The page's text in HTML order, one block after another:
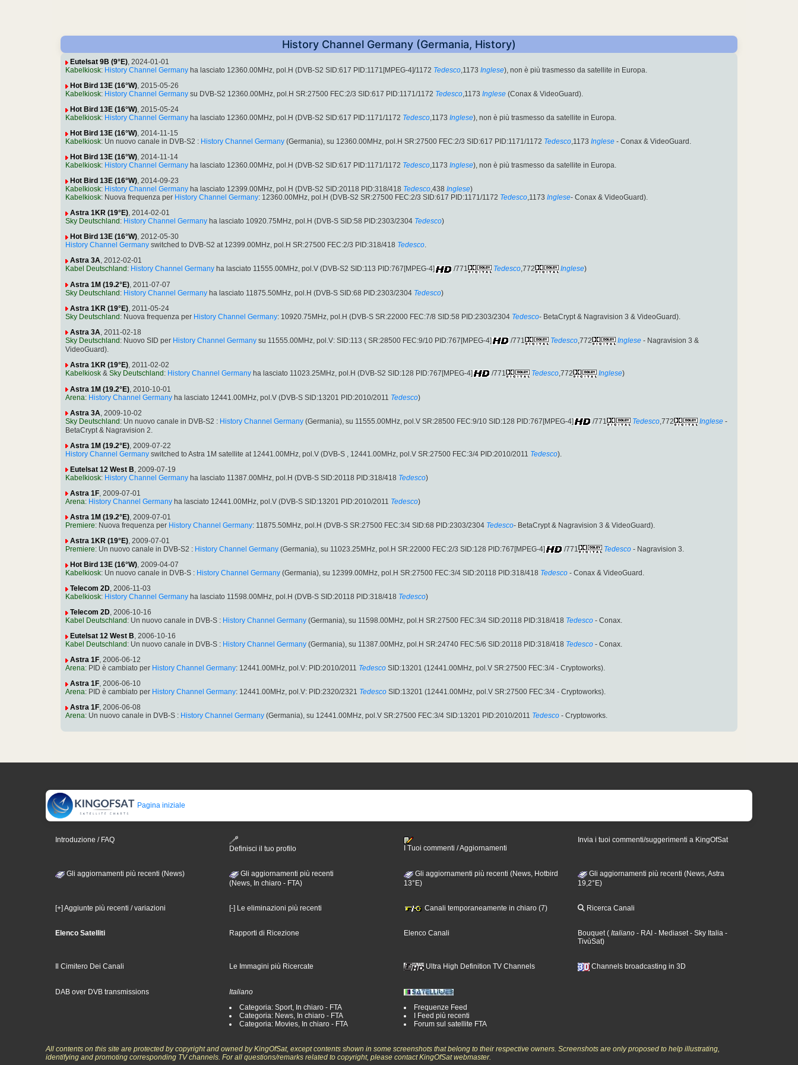
History Channel Germany (Germania, History)
Eutelsat 9B (9°E), 2024-01-01
Kabelkiosk: History Channel Germany ha lasciato 12360.00MHz, pol.H (DVB-S2 SID:617 PID:1171[MPEG-4]/1172 Tedesco,1173 Inglese), non è più trasmesso da satellite in Europa.
Hot Bird 13E (16°W), 2015-05-26
Kabelkiosk: History Channel Germany su DVB-S2 12360.00MHz, pol.H SR:27500 FEC:2/3 SID:617 PID:1171/1172 Tedesco,1173 Inglese (Conax & VideoGuard).
Hot Bird 13E (16°W), 2015-05-24
Kabelkiosk: History Channel Germany ha lasciato 12360.00MHz, pol.H (DVB-S2 SID:617 PID:1171/1172 Tedesco,1173 Inglese), non è più trasmesso da satellite in Europa.
Hot Bird 13E (16°W), 2014-11-15
Kabelkiosk: Un nuovo canale in DVB-S2 : History Channel Germany (Germania), su 12360.00MHz, pol.H SR:27500 FEC:2/3 SID:617 PID:1171/1172 Tedesco,1173 Inglese - Conax & VideoGuard.
Hot Bird 13E (16°W), 2014-11-14
Kabelkiosk: History Channel Germany ha lasciato 12360.00MHz, pol.H (DVB-S2 SID:617 PID:1171/1172 Tedesco,1173 Inglese), non è più trasmesso da satellite in Europa.
Hot Bird 13E (16°W), 2014-09-23
Kabelkiosk: History Channel Germany ha lasciato 12399.00MHz, pol.H (DVB-S2 SID:20118 PID:318/418 Tedesco,438 Inglese)
Kabelkiosk: Nuova frequenza per History Channel Germany: 12360.00MHz, pol.H (DVB-S2 SR:27500 FEC:2/3 SID:617 PID:1171/1172 Tedesco,1173 Inglese- Conax & VideoGuard).
Astra 1KR (19°E), 2014-02-01
Sky Deutschland : History Channel Germany ha lasciato 10920.75MHz, pol.H (DVB-S SID:58 PID:2303/2304 Tedesco)
Hot Bird 13E (16°W), 2012-05-30
History Channel Germany switched to DVB-S2 at 12399.00MHz, pol.H SR:27500 FEC:2/3 PID:318/418 Tedesco.
Astra 3A, 2012-02-01
Kabel Deutschland : History Channel Germany ha lasciato 11555.00MHz, pol.V (DVB-S2 SID:113 PID:767[MPEG-4] /771 Tedesco,772 Inglese)
Astra 1M (19.2°E), 2011-07-07
Sky Deutschland : History Channel Germany ha lasciato 11875.50MHz, pol.H (DVB-S SID:68 PID:2303/2304 Tedesco)
Astra 1KR (19°E), 2011-05-24
Sky Deutschland : Nuova frequenza per History Channel Germany: 10920.75MHz, pol.H (DVB-S SR:22000 FEC:7/8 SID:58 PID:2303/2304 Tedesco- BetaCrypt & Nagravision 3 & VideoGuard).
Astra 3A, 2011-02-18
Sky Deutschland : Nuovo SID per History Channel Germany su 11555.00MHz, pol.V: SID:113 ( SR:28500 FEC:9/10 PID:767[MPEG-4] /771 Tedesco,772 Inglese - Nagravision 3 &
VideoGuard).
Astra 1KR (19°E), 2011-02-02
Kabelkiosk & Sky Deutschland : History Channel Germany ha lasciato 11023.25MHz, pol.H (DVB-S2 SID:128 PID:767[MPEG-4] /771 Tedesco,772 Inglese)
Astra 1M (19.2°E) , 2010-10-01
Arena: History Channel Germany ha lasciato 12441.00MHz, pol.V (DVB-S SID:13201 PID:2010/2011 Tedesco)
Astra 3A , 2009-10-02
Sky Deutschland: Un nuovo canale in DVB-S2 : History Channel Germany (Germania), su 11555.00MHz, pol.V SR:28500 FEC:9/10 SID:128 PID:767[MPEG-4] /771 Tedesco ,772 Inglese -
BetaCrypt & Nagravision 2.
Astra 1M (19.2°E) , 2009-07-22
History Channel Germany switched to Astra 1M satellite at 12441.00MHz, pol.V (DVB-S , 12441.00MHz, pol.V SR:27500 FEC:3/4 PID:2010/2011 Tedesco).
Eutelsat 12 West B , 2009-07-19
Kabelkiosk: History Channel Germany ha lasciato 11387.00MHz, pol.H (DVB-S SID:20118 PID:318/418 Tedesco)
Astra 1F , 2009-07-01
Arena: History Channel Germany ha lasciato 12441.00MHz, pol.V (DVB-S SID:13201 PID:2010/2011 Tedesco)
Astra 1M (19.2°E) , 2009-07-01
Premiere: Nuova frequenza per History Channel Germany: 11875.50MHz, pol.H (DVB-S SR:27500 FEC:3/4 SID:68 PID:2303/2304 Tedesco- BetaCrypt & Nagravision 3 & VideoGuard).
Astra 1KR (19°E) , 2009-07-01
Premiere: Un nuovo canale in DVB-S2 : History Channel Germany (Germania), su 11023.25MHz, pol.H SR:22000 FEC:2/3 SID:128 PID:767[MPEG-4] /771 Tedesco - Nagravision 3.
Hot Bird 13E (16°W), 2009-04-07
Kabelkiosk: Un nuovo canale in DVB-S : History Channel Germany (Germania), su 12399.00MHz, pol.H SR:27500 FEC:3/4 SID:20118 PID:318/418 Tedesco - Conax & VideoGuard.
Telecom 2D, 2006-11-03
Kabelkiosk: History Channel Germany ha lasciato 11598.00MHz, pol.H (DVB-S SID:20118 PID:318/418 Tedesco)
Telecom 2D, 2006-10-16
Kabel Deutschland : Un nuovo canale in DVB-S : History Channel Germany (Germania), su 11598.00MHz, pol.H SR:27500 FEC:3/4 SID:20118 PID:318/418 Tedesco - Conax.
Eutelsat 12 West B, 2006-10-16
Kabel Deutschland : Un nuovo canale in DVB-S : History Channel Germany (Germania), su 11387.00MHz, pol.H SR:24740 FEC:5/6 SID:20118 PID:318/418 Tedesco - Conax.
Astra 1F, 2006-06-12
Arena: PID è cambiato per History Channel Germany: 12441.00MHz, pol.V: PID:2010/2011 Tedesco SID:13201 (12441.00MHz, pol.V SR:27500 FEC:3/4 - Cryptoworks).
Astra 1F, 2006-06-10
Arena: PID è cambiato per History Channel Germany: 12441.00MHz, pol.V: PID:2320/2321 Tedesco SID:13201 (12441.00MHz, pol.V SR:27500 FEC:3/4 - Cryptoworks).
Astra 1F, 2006-06-08
Arena: Un nuovo canale in DVB-S : History Channel Germany (Germania), su 12441.00MHz, pol.V SR:27500 FEC:3/4 SID:13201 PID:2010/2011 Tedesco - Cryptoworks.
Pagina iniziale
Introduzione / FAQ
Definisci il tuo profilo
I Tuoi commenti / Aggiornamenti
Invia i tuoi commenti/suggerimenti a KingOfSat
Gli aggiornamenti più recenti (News)
Gli aggiornamenti più recenti
(News, In chiaro - FTA)
Gli aggiornamenti più recenti (News, Hotbird
13°E)
Gli aggiornamenti più recenti (News, Astra
19,2°E)
[+] Aggiunte più recenti / variazioni [-] Le eliminazioni più recenti Canali temporaneamente in chiaro (7) Ricerca Canali
Elenco Satelliti Rapporti di Ricezione Elenco Canali Bouquet( Italiano - RAI - Mediaset- Sky Italia -
TivùSat)
Il Cimitero Dei Canali Le Immagini più Ricercate Ultra High Definition TV Channels Channels broadcasting in 3D
DAB over DVB transmissions
Italiano
Categoria: Sport, In chiaro - FTA
Categoria: News, In chiaro - FTA
Categoria: Movies, In chiaro - FTA
Frequenze Feed
I Feed più recenti
Forum sul satellite FTA
All contents on this site are protected by copyright and owned by KingOfSat, except contents shown in some screenshots that belong to their respective owners. Screenshots are only proposed to help illustrating,
identifying and promoting corresponding TV channels. For all questions/remarks related to copyright, please contact KingOfSat webmaster.